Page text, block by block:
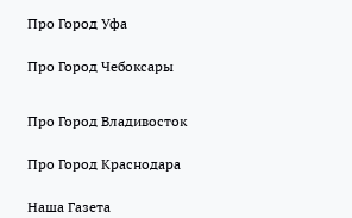
Про Город Уфа
Про Город Чебоксары
Про Город Владивосток
Про Город Краснодара
Наша Газета